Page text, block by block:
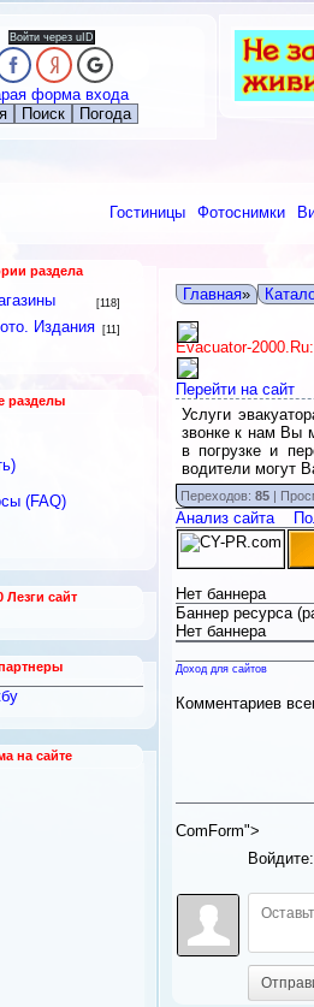
Войти через uID
форма входа
Поиск Погода
Гостиницы Фотоснимки
раздела
[118]
Издания [11]
разделы
(FAQ)
Лезги сайт
на сайте
Главная»
Evacuator-
Перейти на сайт
Услуги
звонке к нам Вы
в погрузке и
водители могут
Переходов: 85|
Анализ сайта
Нет баннера
Баннер ресурса
Нет баннера
Доход для сайтов
Комментариев
ComForm">
Войдите: